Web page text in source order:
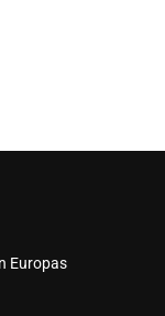
Europas